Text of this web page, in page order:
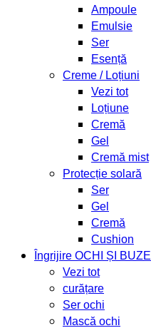
Ampoule
Emulsie
Ser
Esență
Creme / Loțiuni
Vezi tot
Loțiune
Cremă
Gel
Cremă mist
Protecție solară
Ser
Gel
Cremă
Cushion
Îngrijire OCHI ȘI BUZE
Vezi tot
curățare
Ser ochi
Mască ochi